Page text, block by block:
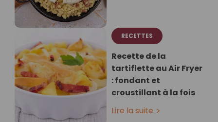
RECETTES
Recette de la
tartiflette au Air Fryer
: fondant et
croustillant à la fois
Lire la suite